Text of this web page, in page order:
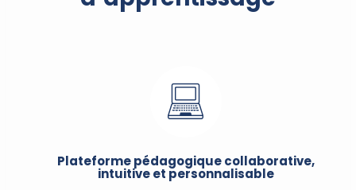
Plateforme pédagogique collaborative,
intuitive et personnalisable